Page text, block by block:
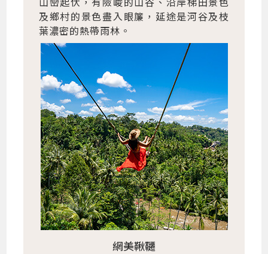
及鄉村的景色盡入眼簾，延途是河谷及枝
葉濃密的熱帶雨林。
網美鞦韆